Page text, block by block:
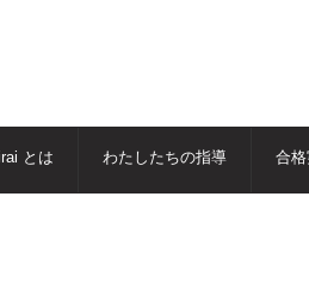
とは わたしたちの指導 合